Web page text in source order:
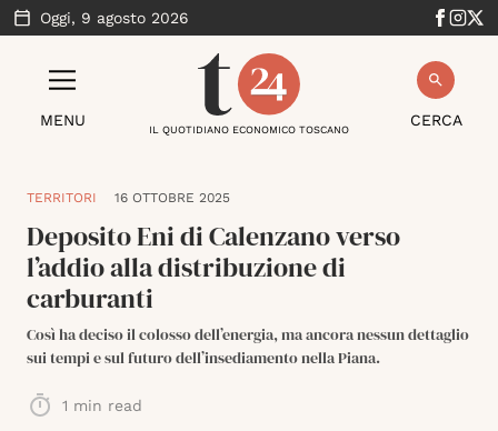
Oggi, 9 agosto 2026
MENU CERCA
IL QUOTIDIANO ECONOMICO TOSCANO
TERRITORI 16 OTTOBRE 2025
Deposito Eni di Calenzano verso
l’addio alla distribuzione di
carburanti
Così ha deciso il colosso dell’energia, ma ancora nessun dettaglio
sui tempi e sul futuro dell’insediamento nella Piana.
1 min read